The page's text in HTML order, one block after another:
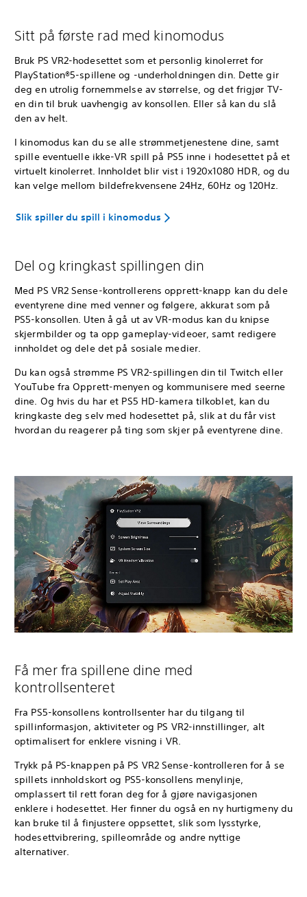
Sitt på første rad med kinomodus
Bruk PS VR2-hodesettet som et personlig kinolerret for
PlayStation®5-spillene og -underholdningen din. Dette gir
deg en utrolig fornemmelse av størrelse, og det frigjør TV-
en din til bruk uavhengig av konsollen. Eller så kan du slå
den av helt.
I kinomodus kan du se alle strømmetjenestene dine, samt
spille eventuelle ikke-VR spill på PS5 inne i hodesettet på et
virtuelt kinolerret. Innholdet blir vist i 1920x1080 HDR, og du
kan velge mellom bildefrekvensene 24Hz, 60Hz og 120Hz.
Slik spiller du spill i kinomodus
Del og kringkast spillingen din
Med PS VR2 Sense-kontrollerens opprett-knapp kan du dele
eventyrene dine med venner og følgere, akkurat som på
PS5-konsollen. Uten å gå ut av VR-modus kan du knipse
skjermbilder og ta opp gameplay-videoer, samt redigere
innholdet og dele det på sosiale medier.
Du kan også strømme PS VR2-spillingen din til Twitch eller
YouTube fra Opprett-menyen og kommunisere med seerne
dine. Og hvis du har et PS5 HD-kamera tilkoblet, kan du
kringkaste deg selv med hodesettet på, slik at du får vist
hvordan du reagerer på ting som skjer på eventyrene dine.
Få mer fra spillene dine med
kontrollsenteret
Fra PS5-konsollens kontrollsenter har du tilgang til
spillinformasjon, aktiviteter og PS VR2-innstillinger, alt
optimalisert for enklere visning i VR.
Trykk på PS-knappen på PS VR2 Sense-kontrolleren for å se
spillets innholdskort og PS5-konsollens menylinje,
omplassert til rett foran deg for å gjøre navigasjonen
enklere i hodesettet. Her finner du også en ny hurtigmeny du
kan bruke til å finjustere oppsettet, slik som lysstyrke,
hodesettvibrering, spilleområde og andre nyttige
alternativer.